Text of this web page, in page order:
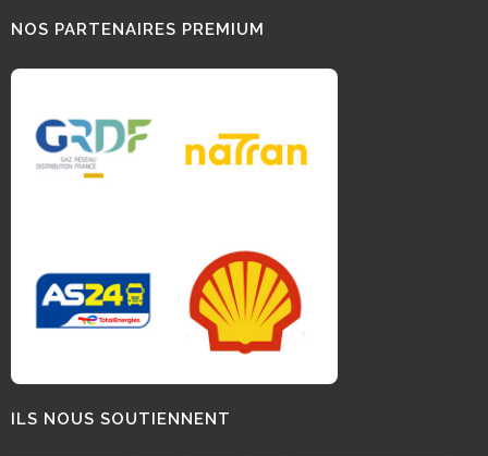
NOS PARTENAIRES PREMIUM
ILS NOUS SOUTIENNENT